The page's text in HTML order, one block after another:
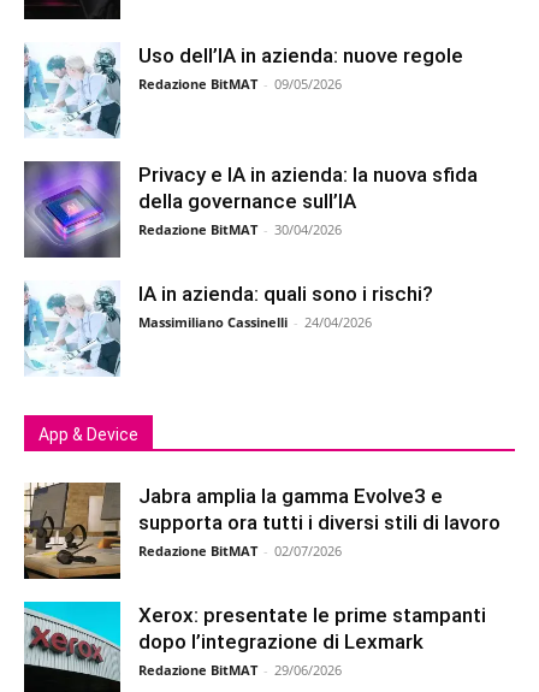
Uso dell’IA in azienda: nuove regole
Redazione BitMAT - 09/05/2026
Privacy e IA in azienda: la nuova sfida
della governance sull’IA
Redazione BitMAT - 30/04/2026
IA in azienda: quali sono i rischi?
Massimiliano Cassinelli - 24/04/2026
App & Device
Jabra amplia la gamma Evolve3 e
supporta ora tutti i diversi stili di lavoro
Redazione BitMAT - 02/07/2026
Xerox: presentate le prime stampanti
dopo l’integrazione di Lexmark
Redazione BitMAT - 29/06/2026